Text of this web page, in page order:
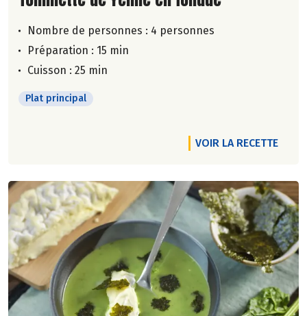
Nombre de personnes : 4 personnes
Préparation : 15 min
Cuisson : 25 min
Plat principal
VOIR LA RECETTE